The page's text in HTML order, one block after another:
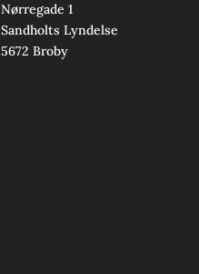
Nørregade 1
Sandholts Lyndelse
5672 Broby